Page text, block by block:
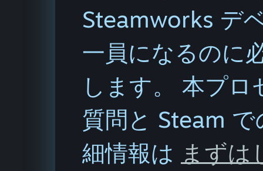
Steamworks デ
一員になるのに
します。 本プ
質問と Steam
細情報は まずは